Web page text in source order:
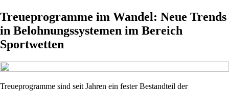
Treueprogramme im Wandel: Neue Trends
in Belohnungssystemen im Bereich
Sportwetten
Treueprogramme sind seit Jahren ein fester Bestandteil der